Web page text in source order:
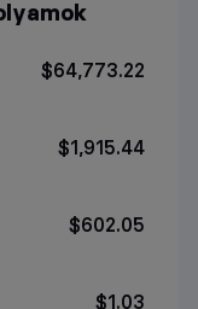
$64,773.22
$1,915.44
$602.05
$1.03